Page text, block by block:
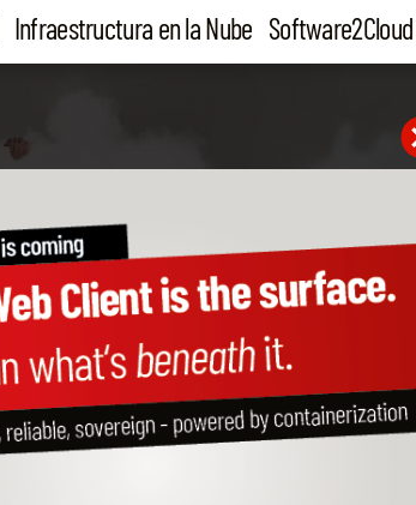
Infraestructura en la Nube Software2Cloud